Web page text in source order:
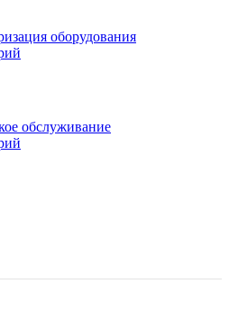
оборудования
обслуживание